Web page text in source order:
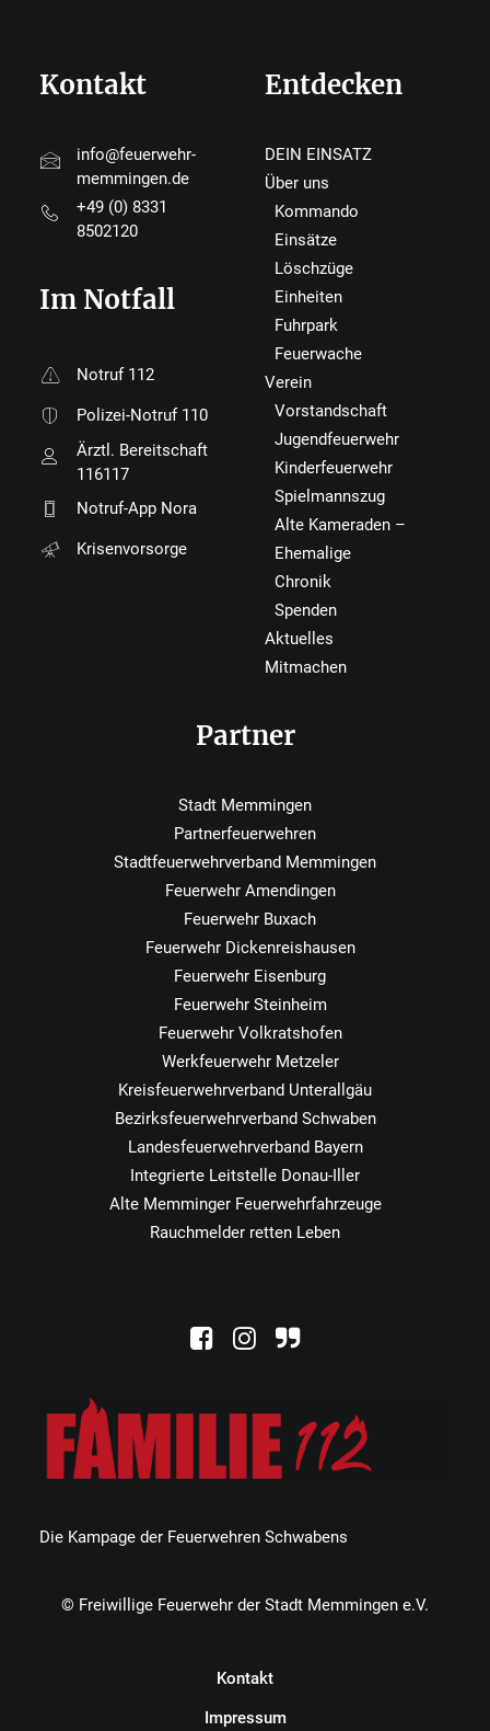
Die Kampage der Feuerwehren Schwabens
Kontakt
info@feuerwehr-
memmingen.de
+49 (0) 8331
8502120
Im Notfall
Notruf 112
Polizei-Notruf 110
Ärztl. Bereitschaft
116117
Notruf-App Nora
Krisenvorsorge
Entdecken
DEIN EINSATZ
Über uns
Kommando
Einsätze
Löschzüge
Einheiten
Fuhrpark
Feuerwache
Verein
Vorstandschaft
Jugendfeuerwehr
Kinderfeuerwehr
Spielmannszug
Alte Kameraden –
Ehemalige
Chronik
Spenden
Aktuelles
Mitmachen
Partner
Stadt Memmingen
Partnerfeuerwehren
Stadtfeuerwehrverband Memmingen
Feuerwehr Amendingen
Feuerwehr Buxach
Feuerwehr Dickenreishausen
Feuerwehr Eisenburg
Feuerwehr Steinheim
Feuerwehr Volkratshofen
Werkfeuerwehr Metzeler
Kreisfeuerwehrverband Unterallgäu
Bezirksfeuerwehrverband Schwaben
Landesfeuerwehrverband Bayern
Integrierte Leitstelle Donau-Iller
Alte Memminger Feuerwehrfahrzeuge
Rauchmelder retten Leben
© Freiwillige Feuerwehr der Stadt Memmingen e.V.
Kontakt
Impressum